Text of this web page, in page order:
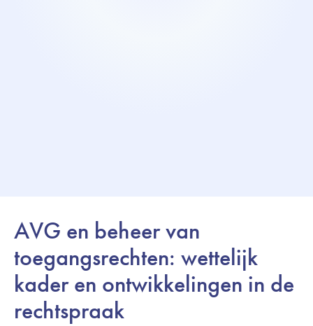
AVG en beheer van
toegangsrechten: wettelijk
kader en ontwikkelingen in de
rechtspraak